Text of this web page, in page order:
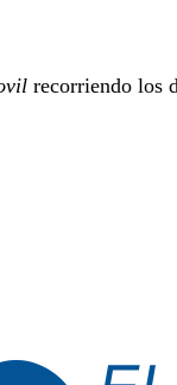
recorriendo los